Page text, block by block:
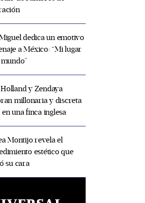
dedica un emotivo
a México: “Mi lugar
y Zendaya
millonaria y discreta
una finca inglesa
Montijo revela el
estético que
su cara